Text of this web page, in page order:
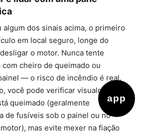
app
dos sinais acima, o primeiro
em local seguro, longe do
o motor. Nunca tente
cheiro de queimado ou
— o risco de incêndio é real.
você pode verificar visualmente
queimado (geralmente
de fusíveis sob o painel ou no
mas evite mexer na fiação